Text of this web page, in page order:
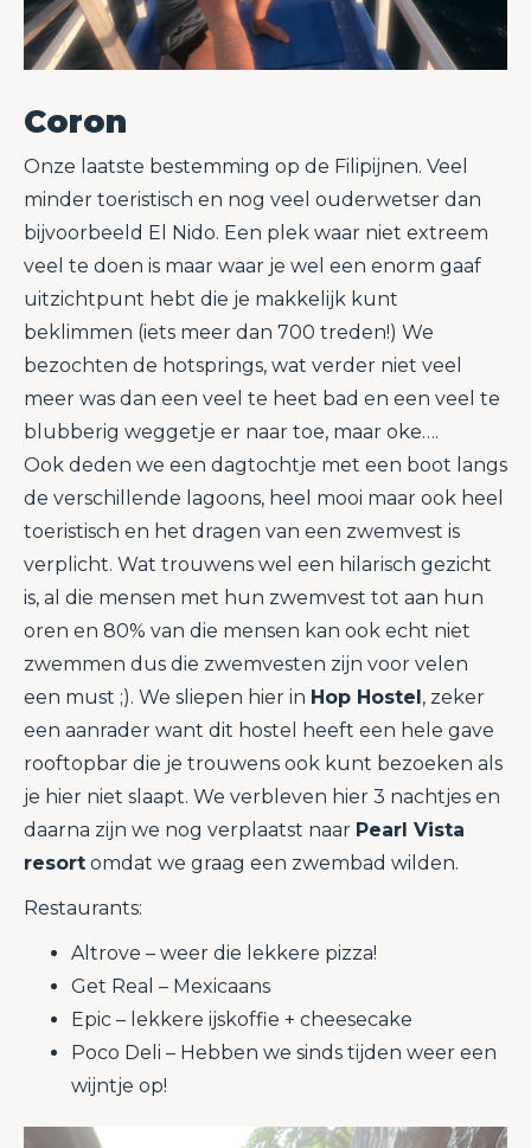
Coron
Onze laatste bestemming op de Filipijnen. Veel
minder toeristisch en nog veel ouderwetser dan
bijvoorbeeld El Nido. Een plek waar niet extreem
veel te doen is maar waar je wel een enorm gaaf
uitzichtpunt hebt die je makkelijk kunt
beklimmen (iets meer dan 700 treden!) We
bezochten de hotsprings, wat verder niet veel
meer was dan een veel te heet bad en een veel te
blubberig weggetje er naar toe, maar oke….
Ook deden we een dagtochtje met een boot langs
de verschillende lagoons, heel mooi maar ook heel
toeristisch en het dragen van een zwemvest is
verplicht. Wat trouwens wel een hilarisch gezicht
is, al die mensen met hun zwemvest tot aan hun
oren en 80% van die mensen kan ook echt niet
zwemmen dus die zwemvesten zijn voor velen
een must ;). We sliepen hier in Hop Hostel , zeker
een aanrader want dit hostel heeft een hele gave
rooftopbar die je trouwens ook kunt bezoeken als
je hier niet slaapt. We verbleven hier 3 nachtjes en
daarna zijn we nog verplaatst naar Pearl Vista
resort omdat we graag een zwembad wilden.
Restaurants:
Altrove – weer die lekkere pizza!
Get Real – Mexicaans
Epic – lekkere ijskoffie + cheesecake
Poco Deli – Hebben we sinds tijden weer een
wijntje op!